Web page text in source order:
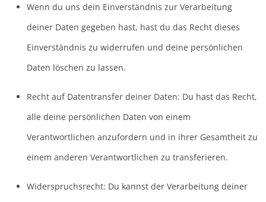
Wenn du uns dein Einverständnis zur Verarbeitung
deiner Daten gegeben hast, hast du das Recht dieses
Einverständnis zu widerrufen und deine persönlichen
Daten löschen zu lassen.
Recht auf Datentransfer deiner Daten: Du hast das Recht,
alle deine persönlichen Daten von einem
Verantwortlichen anzufordern und in ihrer Gesamtheit zu
einem anderen Verantwortlichen zu transferieren.
Widerspruchsrecht: Du kannst der Verarbeitung deiner